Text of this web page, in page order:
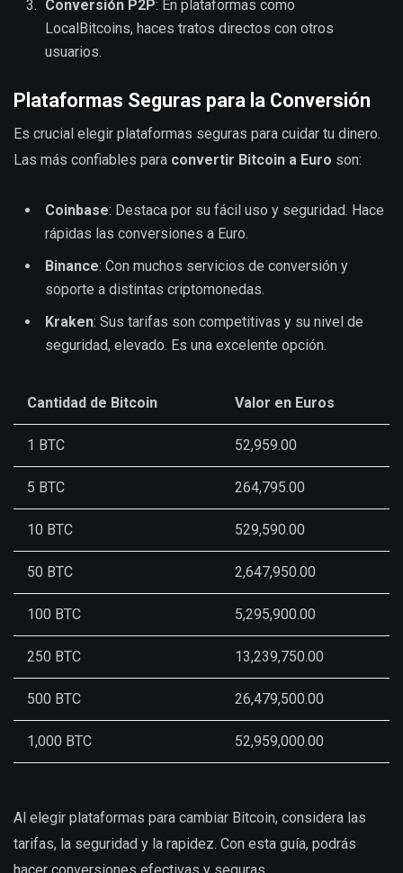
Conversión P2P: En plataformas como
LocalBitcoins, haces tratos directos con otros
usuarios.
Plataformas Seguras para la Conversión
Es crucial elegir plataformas seguras para cuidar tu dinero.
Las más confiables para convertir Bitcoin a Euro son:
Coinbase: Destaca por su fácil uso y seguridad. Hace
rápidas las conversiones a Euro.
Binance: Con muchos servicios de conversión y
soporte a distintas criptomonedas.
Kraken: Sus tarifas son competitivas y su nivel de
seguridad, elevado. Es una excelente opción.
Cantidad de Bitcoin Valor en Euros
1 BTC 52,959.00
5 BTC 264,795.00
10 BTC 529,590.00
50 BTC 2,647,950.00
100 BTC 5,295,900.00
250 BTC 13,239,750.00
500 BTC 26,479,500.00
1,000 BTC 52,959,000.00
Al elegir plataformas para cambiar Bitcoin, considera las
tarifas, la seguridad y la rapidez. Con esta guía, podrás